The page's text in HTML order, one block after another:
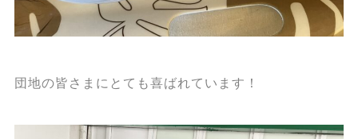
団地の皆さまにとても喜ばれています！